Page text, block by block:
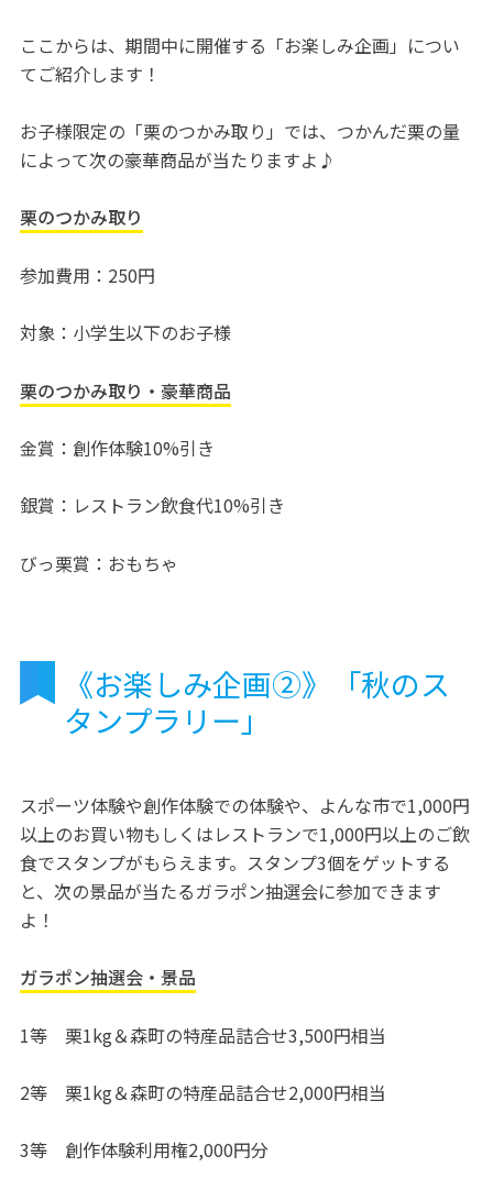
ここからは、期間中に開催する「お楽しみ企画」につい
てご紹介します！
お子様限定の「栗のつかみ取り」では、つかんだ栗の量
によって次の豪華商品が当たりますよ♪
栗のつかみ取り
参加費用：250円
対象：小学生以下のお子様
栗のつかみ取り・豪華商品
金賞：創作体験10%引き
銀賞：レストラン飲食代10%引き
びっ栗賞：おもちゃ
《お楽しみ企画②》「秋のス
タンプラリー」
スポーツ体験や創作体験での体験や、よんな市で1,000円
以上のお買い物もしくはレストランで1,000円以上のご飲
食でスタンプがもらえます。スタンプ3個をゲットする
と、次の景品が当たるガラポン抽選会に参加できます
よ！
ガラポン抽選会・景品
1等 栗1kg＆森町の特産品詰合せ3,500円相当
2等 栗1kg＆森町の特産品詰合せ2,000円相当
3等 創作体験利用権2,000円分